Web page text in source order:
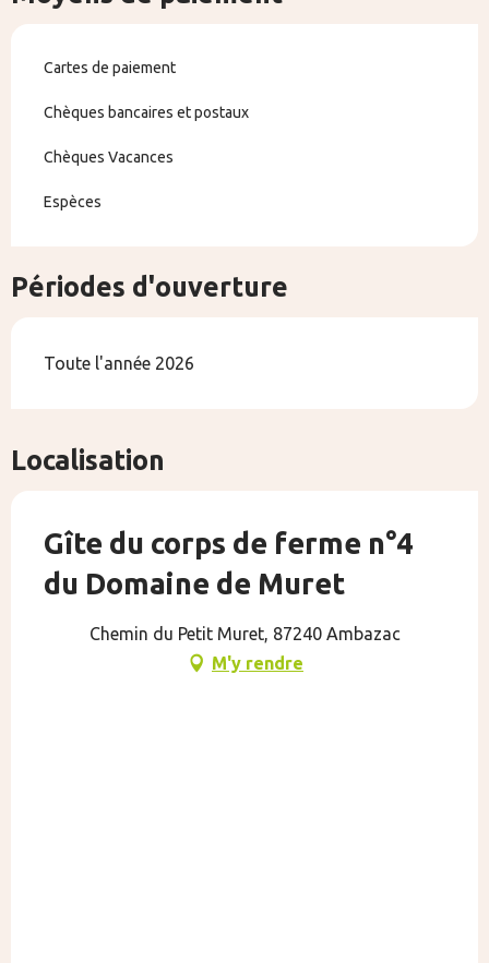
Cartes de paiement
Chèques bancaires et postaux
Chèques Vacances
Espèces
Périodes d'ouverture
Toute l'année 2026
Localisation
Gîte du corps de ferme n°4
du Domaine de Muret
Chemin du Petit Muret, 87240 Ambazac
M'y rendre